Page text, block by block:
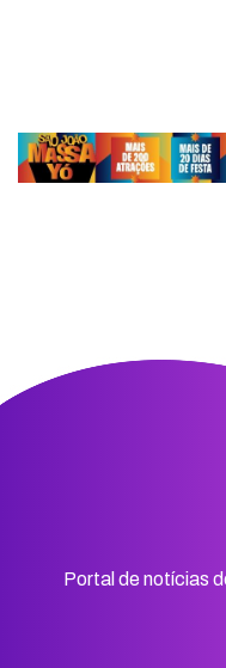
Portal de notícias